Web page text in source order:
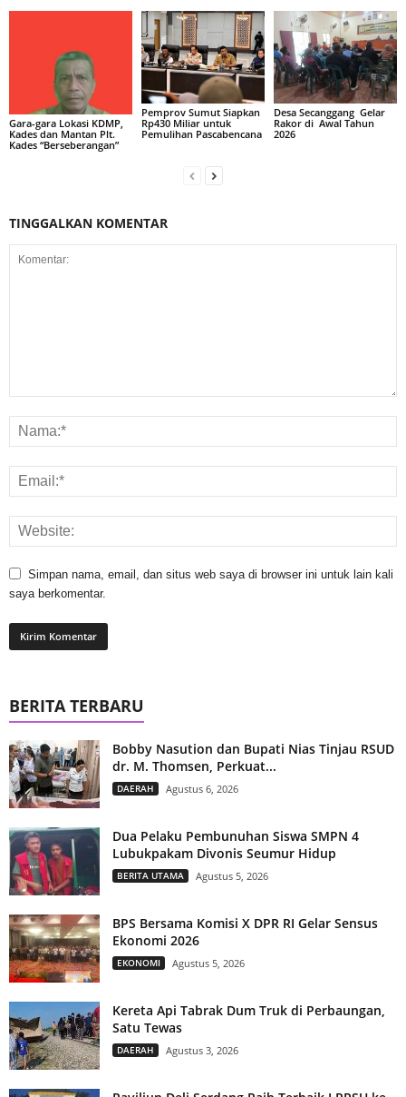
Gara-gara Lokasi KDMP,
Kades dan Mantan Plt.
Kades “Berseberangan”
Pemprov Sumut Siapkan
Rp430 Miliar untuk
Pemulihan Pascabencana
Desa Secanggang Gelar
Rakor di Awal Tahun
2026
TINGGALKAN KOMENTAR
Simpan nama, email, dan situs web saya di browser ini untuk lain kali
saya berkomentar.
BERITA TERBARU
Bobby Nasution dan Bupati Nias Tinjau RSUD
dr. M. Thomsen, Perkuat...
DAERAH Agustus 6, 2026
Dua Pelaku Pembunuhan Siswa SMPN 4
Lubukpakam Divonis Seumur Hidup
BERITA UTAMA Agustus 5, 2026
BPS Bersama Komisi X DPR RI Gelar Sensus
Ekonomi 2026
EKONOMI Agustus 5, 2026
Kereta Api Tabrak Dum Truk di Perbaungan,
Satu Tewas
DAERAH Agustus 3, 2026